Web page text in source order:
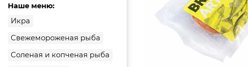
Наше меню:
Икра
Свежемороженая рыба
Соленая и копченая рыба